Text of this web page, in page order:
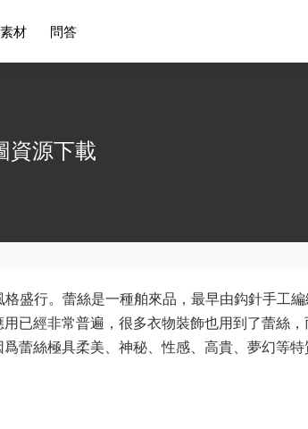
材 問答
資源下載
盛行。蕾絲是一種舶來品，最早由鈎針手工
已經非常普遍，很多衣物裝飾也用到了蕾絲，
蕾絲極具柔美、神秘、性感、高貴、夢幻等特